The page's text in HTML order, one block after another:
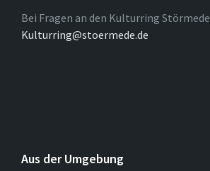
Bei Fragen an den Kulturring Störmede
Kulturring@stoermede.de
Aus der Umgebung